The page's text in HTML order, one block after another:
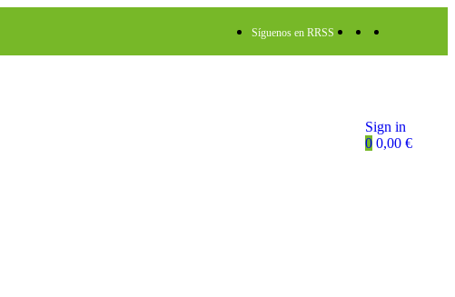
Síguenos en RRSS
Sign in
0 0,00 €